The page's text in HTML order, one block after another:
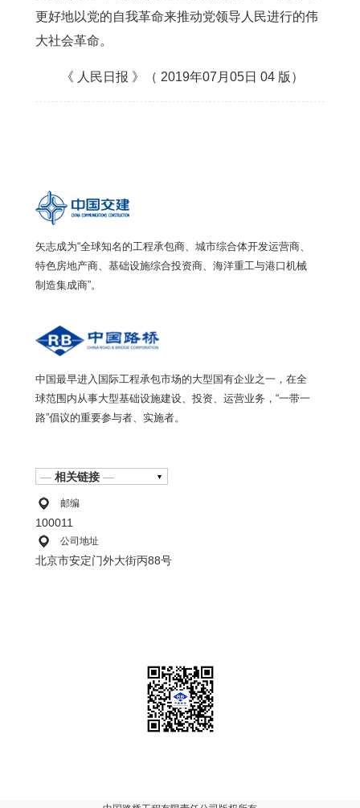
更好地以党的自我革命来推动党领导人民进行的伟
大社会革命。
《 人民日报 》（ 2019年07月05日 04 版）
矢志成为“全球知名的工程承包商、城市综合体开发运营商、
特色房地产商、基础设施综合投资商、海洋重工与港口机械
制造集成商”。
中国最早进入国际工程承包市场的大型国有企业之一，在全
球范围内从事大型基础设施建设、投资、运营业务，“一带一
路”倡议的重要参与者、实施者。
— 相关链接 —
邮编
100011
公司地址
北京市安定门外大街丙88号